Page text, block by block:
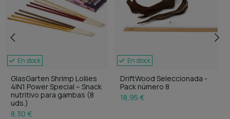
En stock
GlasGarten Shrimp Lollies
4IN1 Power Special – Snack
nutritivo para gambas (8
uds.)
8,30 €
En stock
DriftWood Seleccionada -
Pack número 8
18,95 €